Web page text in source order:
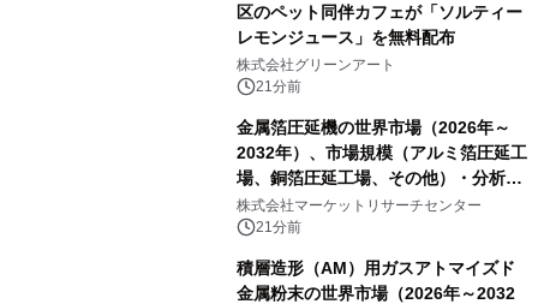
区のペット同伴カフェが「ソルティー
レモンジュース」を無料配布
株式会社グリーンアート
21分前
金属箔圧延機の世界市場（2026年～
2032年）、市場規模（アルミ箔圧延工
場、銅箔圧延工場、その他）・分析レ
ポートを発表
株式会社マーケットリサーチセンター
21分前
積層造形（AM）用ガスアトマイズド
金属粉末の世界市場（2026年～2032